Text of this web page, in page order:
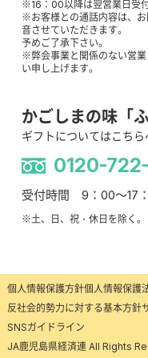
※16：00以降は翌営業日受付
※お客様との通話内容は、
音させていただきます。
予めご了承下さい。
※弊会事業と関係のない営
い申し上げます。
かごしまの味「
ギフトについてはこちら
0120-
受付時間 9：00～17
※土、日、祝・休日を除く。
個人情報保護方針個人情報保護
反社会的勢力に対する基本方針
SNSガイドライン
JA鹿児島県経済連 All Rights